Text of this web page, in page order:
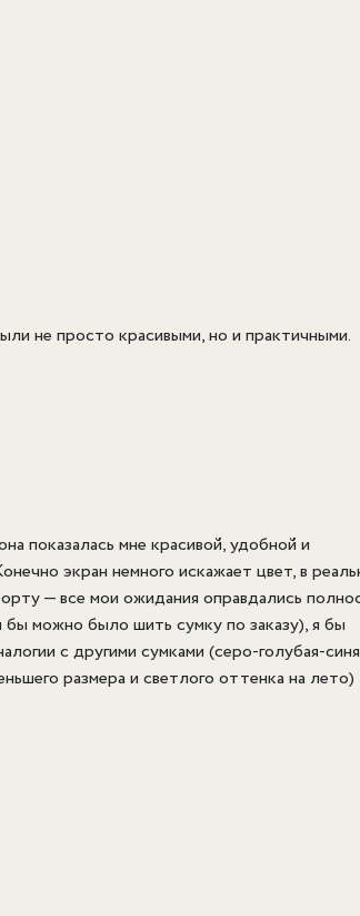
не просто красивыми, но и практичными.
показалась мне красивой, удобной и
экран немного искажает цвет, в
— все мои ожидания оправдались
бы можно было шить сумку по заказу), я бы
с другими сумками (серо-голубая-
размера и светлого оттенка на лето)